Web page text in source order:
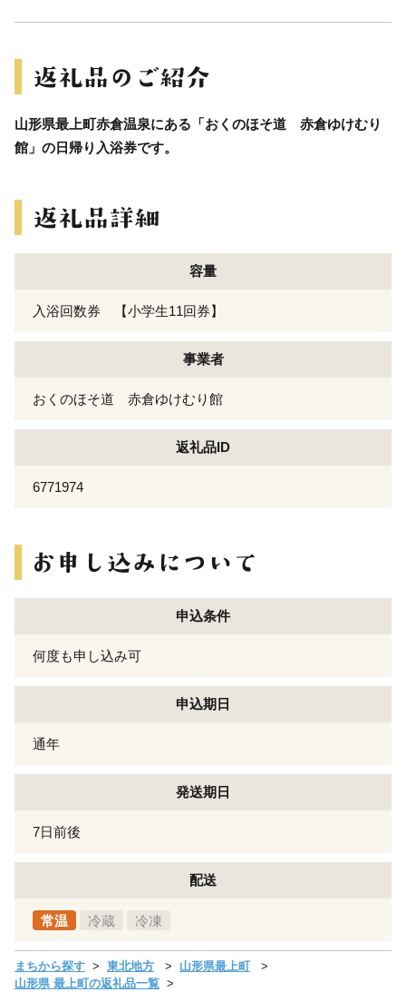
山形県最上町赤倉温泉にある「おくのほそ道 赤倉ゆけむり
館」の日帰り入浴券です。
容量
入浴回数券 【小学生11回券】
事業者
おくのほそ道 赤倉ゆけむり館
返礼品ID
6771974
申込条件
何度も申し込み可
申込期日
通年
発送期日
7日前後
配送
常温 冷蔵 冷凍
まちから探す 東北地方
山形県最上町
山形県 最上町の返礼品一覧